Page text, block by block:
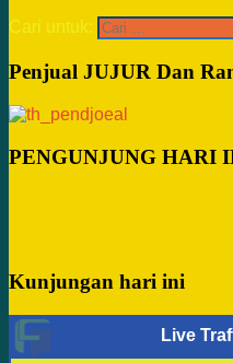
Cari untuk:
Penjual JUJUR Dan
PENGUNJUNG HARI
Kunjungan hari ini
Live